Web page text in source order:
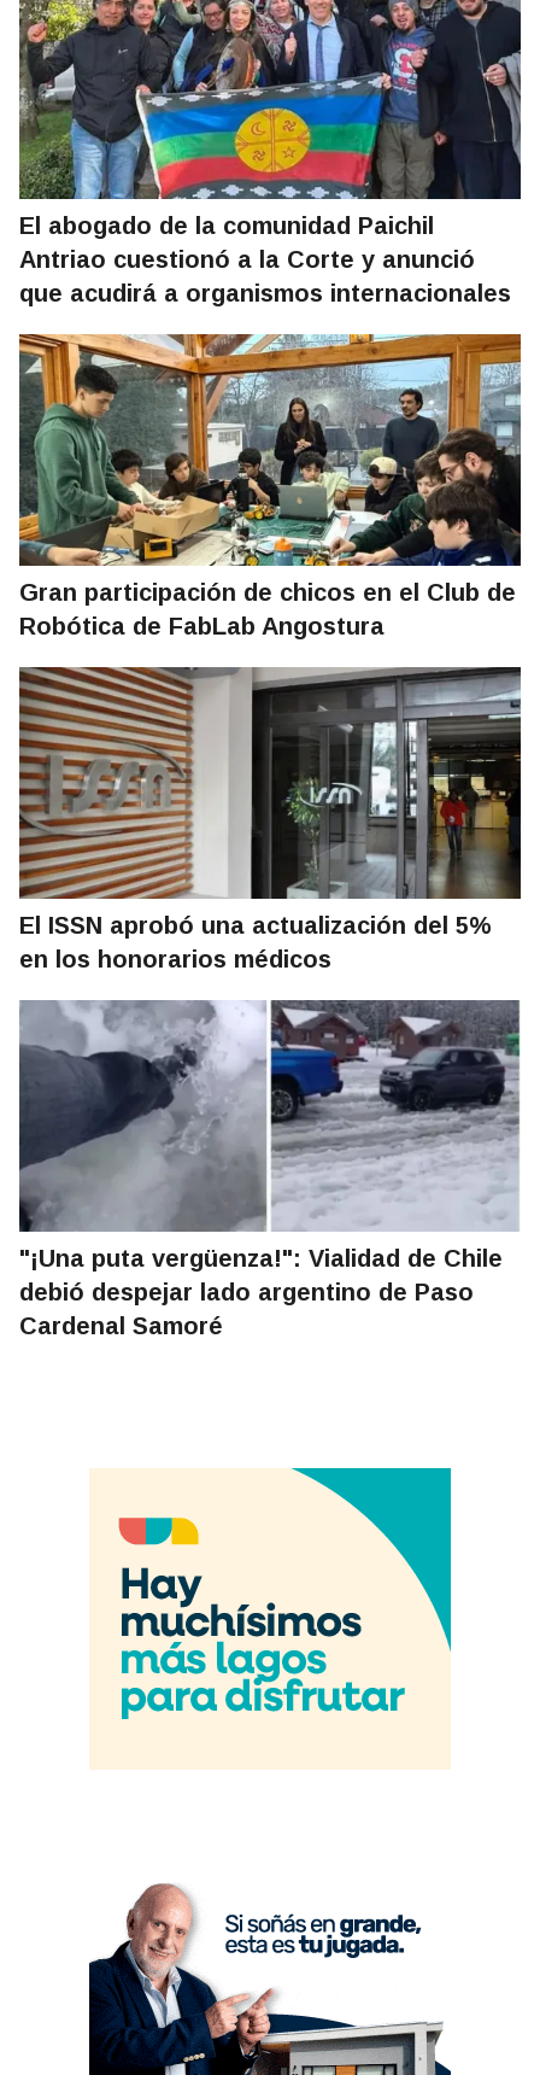
El abogado de la comunidad Paichil
Antriao cuestionó a la Corte y anunció
que acudirá a organismos internacionales
Gran participación de chicos en el Club de
Robótica de FabLab Angostura
El ISSN aprobó una actualización del 5%
en los honorarios médicos
"¡Una puta vergüenza!": Vialidad de Chile
debió despejar lado argentino de Paso
Cardenal Samoré